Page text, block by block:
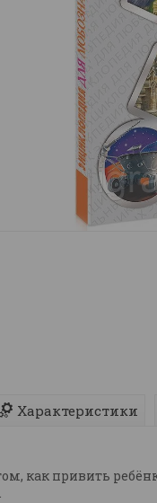
Характеристики
как привить